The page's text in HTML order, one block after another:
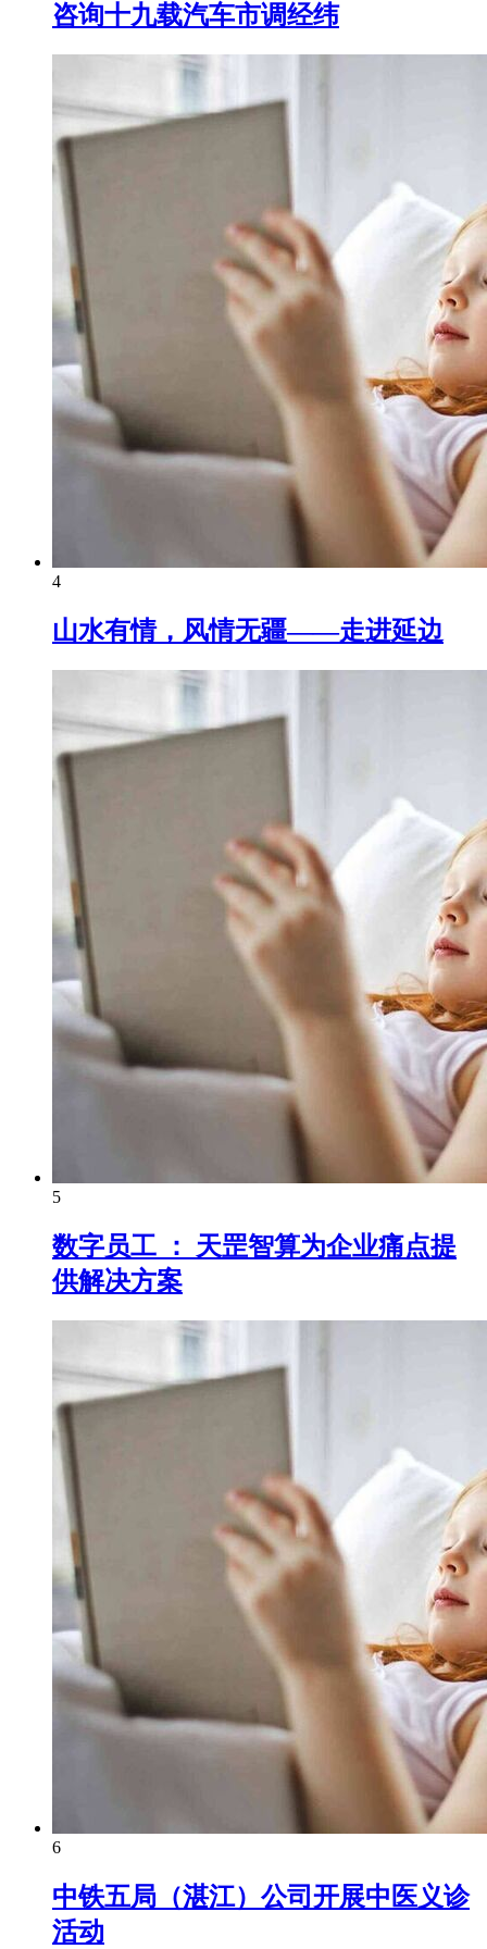
咨询十九载汽车市调经纬
4
山水有情，风情无疆——走进延边
5
数字员工 ： 天罡智算为企业痛点提
供解决方案
6
中铁五局（湛江）公司开展中医义诊
活动